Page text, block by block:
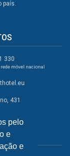
pelo
e
e
país.
330
rede móvel nacional
431